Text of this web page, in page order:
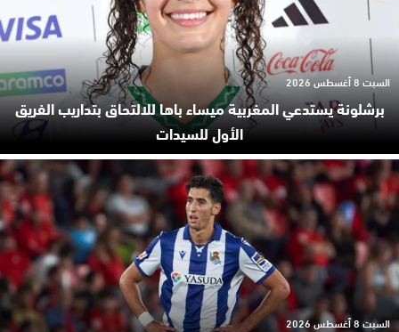
برشلونة يستدعي المغربية ميساء باها للالتحاق بتداريب الفريق
الأول للسيدات
السبت 8 أغسطس 2026
السبت 8 أغسطس 2026